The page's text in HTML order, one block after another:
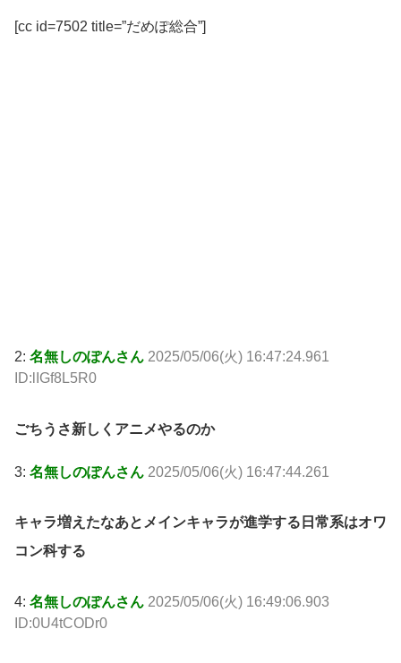
[cc id=7502 title=”だめぽ総合”]
2: 名無しのぽんさん 2025/05/06(火) 16:47:24.961
ID:lIGf8L5R0
ごちうさ新しくアニメやるのか
3: 名無しのぽんさん 2025/05/06(火) 16:47:44.261
キャラ増えたなあとメインキャラが進学する日常系はオワ
コン科する
4: 名無しのぽんさん 2025/05/06(火) 16:49:06.903
ID:0U4tCODr0